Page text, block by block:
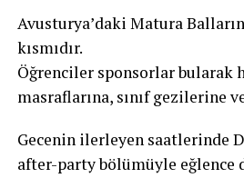
Avusturya’daki Matura
kısmıdır.
Öğrenciler sponsorlar bularak
masraflarına, sınıf gezilerine
Gecenin ilerleyen saatlerinde
after-party bölümüyle eğlence